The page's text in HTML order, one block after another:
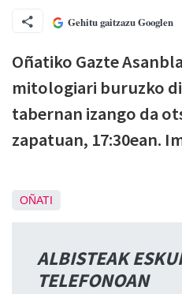
Gehitu gaitzazu Googlen
Oñatiko Gazte
mitologiari buruzko
tabernan izango da
zapatuan, 17:30ean.
OÑATI
ALBISTEAK
TELEFONOAN